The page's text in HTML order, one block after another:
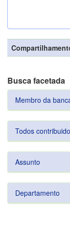
Busca facetada
Membro da
Todos
Assunto
Departamento